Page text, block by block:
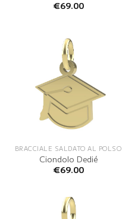
€69.00
BRACCIALE SALDATO AL POLSO
Ciondolo Dedié
€69.00